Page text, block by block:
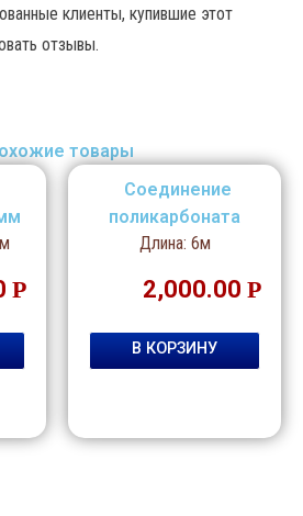
товары
Р
Соединение
поликарбоната
Длина: 6м
2,000.00 Р
В КОРЗИНУ
клиенты, купившие этот
отзывы.